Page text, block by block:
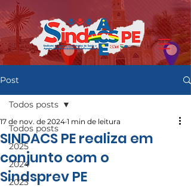
Post
Todos posts
2025
2024
2023
Todos posts
SINDACS PE realiza em
conjunto com o
Sindsprev PE
17 de nov. de 2024 1 min de leitura